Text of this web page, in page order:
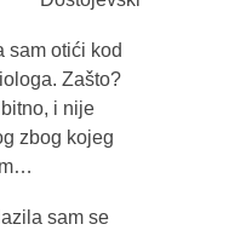
sam otići kod
Zašto?
i nije
zbog kojeg
sam se